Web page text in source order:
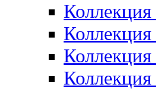
Коллекция
Коллекция